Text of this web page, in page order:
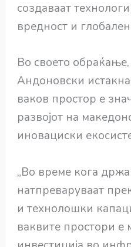
создаваат
вредност и
Во своето
Андоновски
ваков простор е
развојот на
иновациски
„Во време кога
натпреваруваат
и технолошки
ваквите простори е